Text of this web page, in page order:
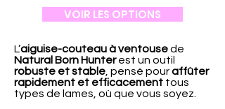
VOIR LES OPTIONS
L’aiguise-couteau à ventousede
Natural Born Hunterest un outil
robuste et stable , pensé pouraffûter
rapidement et efficacement tous
types de lames, où que vous soyez.